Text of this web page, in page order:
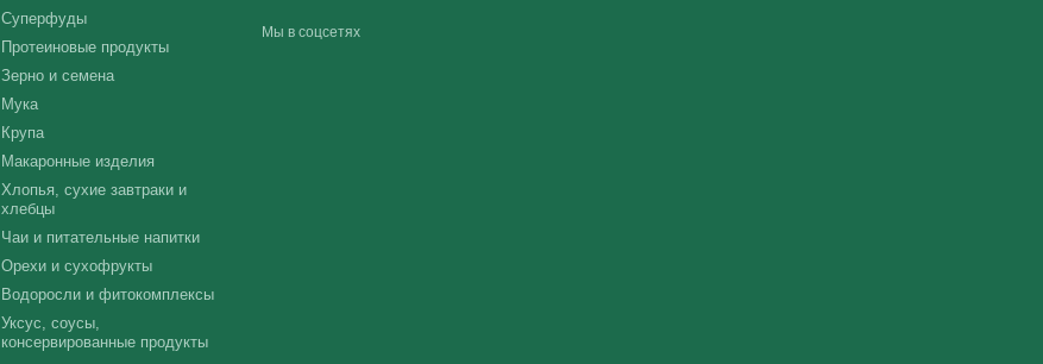
Суперфуды
Протеиновые продукты
Зерно и семена
Мука
Крупа
Макаронные изделия
Хлопья, сухие завтраки и
хлебцы
Чаи и питательные напитки
Орехи и сухофрукты
Водоросли и фитокомплексы
Уксус, соусы,
консервированные продукты
Мы в соцсетях